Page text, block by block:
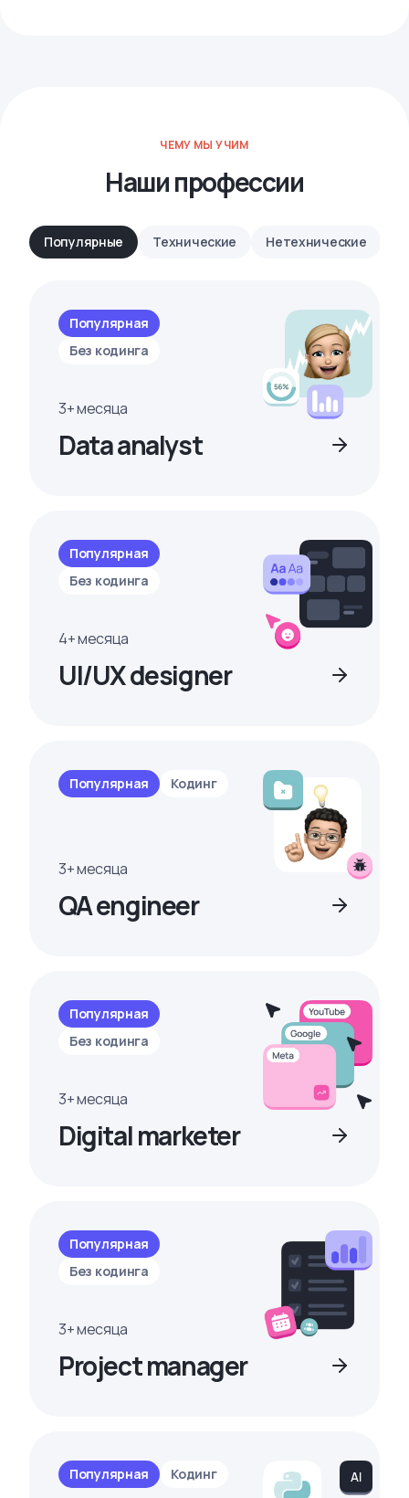
ЧЕМУ МЫ УЧИМ
Наши профессии
Популярные Технические Нетехнические
Популярная
Без кодинга
3+ месяца
Data analyst
Популярная
Без кодинга
4+ месяца
UI/UX designer
Популярная Кодинг
3+ месяца
QA engineer
Популярная
Без кодинга
3+ месяца
Digital marketer
Популярная
Без кодинга
3+ месяца
Project manager
Популярная Кодинг